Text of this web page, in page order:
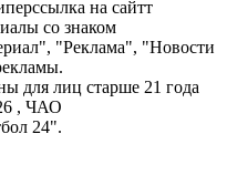
на сайтт
со знаком
"Реклама", "Новости
для лиц старше 21 года
, ЧАО
24".